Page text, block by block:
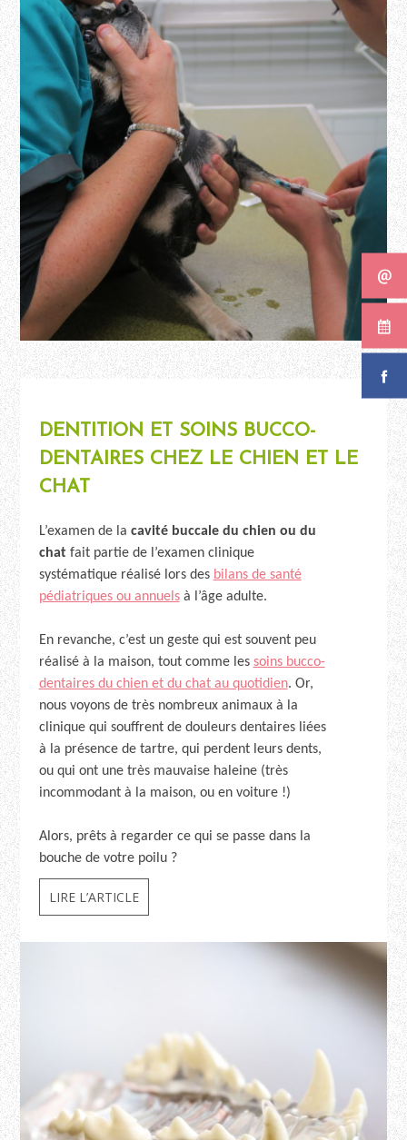
DENTITION ET SOINS BUCCO-
DENTAIRES CHEZ LE CHIEN ET LE
CHAT
L’examen de la cavité buccale du chien ou du
chatfait partie de l’examen clinique
systématique réalisé lors des bilans de santé
pédiatriques ou annuelsà l’âge adulte.
En revanche, c’est un geste qui est souvent peu
réalisé à la maison, tout comme les soins bucco-
dentaires du chien et du chat au quotidien. Or,
nous voyons de très nombreux animaux à la
clinique qui souffrent de douleurs dentaires liées
à la présence de tartre, qui perdent leurs dents,
ou qui ont une très mauvaise haleine (très
incommodant à la maison, ou en voiture !)
Alors, prêts à regarder ce qui se passe dans la
bouche de votre poilu ?
LIRE L’ARTICLE